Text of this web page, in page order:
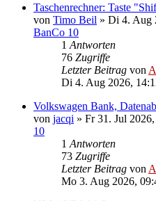
Taschenrechner: Taste
von Timo Beil » Di 4. Aug
BanCo 10
1 Antworten
76 Zugriffe
Letzter Beitrag von
Di 4. Aug 2026,
Volkswagen Bank,
von jacqi » Fr 31. Jul
10
1 Antworten
73 Zugriffe
Letzter Beitrag von
Mo 3. Aug 2026,